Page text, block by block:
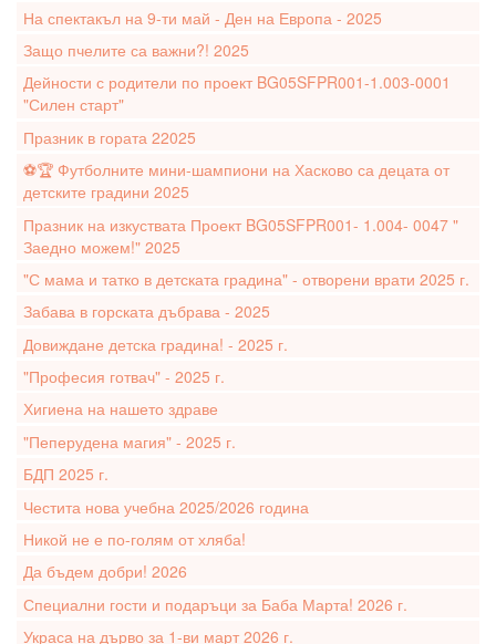
На спектакъл на 9-ти май - Ден на Европа - 2025
Защо пчелите са важни?! 2025
Дейности с родители по проект BG05SFPR001-1.003-0001
"Силен старт"
Празник в гората 22025
⚽️🏆 Футболните мини-шампиони на Хасково са децата от
детските градини 2025
Празник на изкуствата Проект BG05SFPR001- 1.004- 0047 "
Заедно можем!" 2025
"С мама и татко в детската градина" - отворени врати 2025 г.
Забава в горската дъбрава - 2025
Довиждане детска градина! - 2025 г.
"Професия готвач" - 2025 г.
Хигиена на нашето здраве
"Пеперудена магия" - 2025 г.
БДП 2025 г.
Честита нова учебна 2025/2026 година
Никой не е по-голям от хляба!
Да бъдем добри! 2026
Специални гости и подаръци за Баба Марта! 2026 г.
Украса на дърво за 1-ви март 2026 г.